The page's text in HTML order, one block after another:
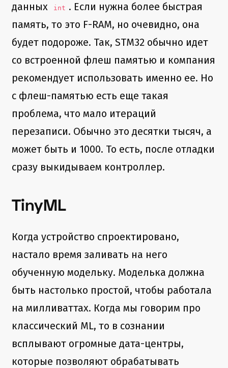
данных
int . Если нужна более быстрая
память, то это F-RAM, но очевидно, она
будет подороже. Так, STM32 обычно идет
со встроенной флеш памятью и компания
рекомендует использовать именно ее. Но
с флеш-памятью есть еще такая
проблема, что мало итераций
перезаписи. Обычно это десятки тысяч, а
может быть и 1000. То есть, после отладки
сразу выкидываем контроллер.
TinyML
Когда устройство спроектировано,
настало время заливать на него
обученную модельку. Моделька должна
быть настолько простой, чтобы работала
на милливаттах. Когда мы говорим про
классический ML, то в сознании
всплывают огромные дата-центры,
которые позволяют обрабатывать